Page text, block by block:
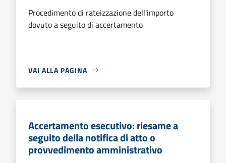
Procedimento di rateizzazione dell'importo
dovuto a seguito di accertamento
VAI ALLA PAGINA
Accertamento esecutivo: riesame a
seguito della notifica di atto o
provvedimento amministrativo